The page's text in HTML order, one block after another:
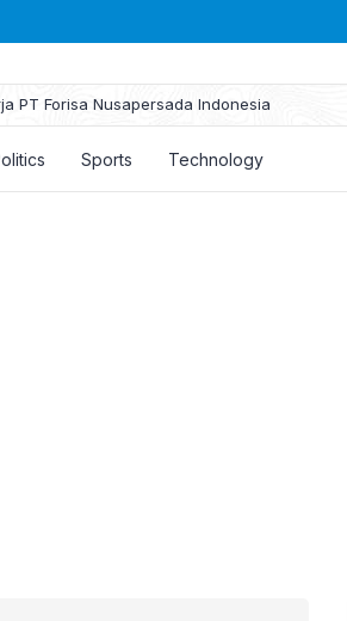
PT Forisa Nusapersada Indonesia
Sports Technology